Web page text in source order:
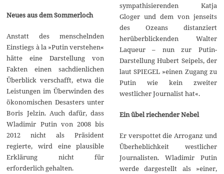
Neues aus dem Sommerloch
Anstatt des menschelnden
Einstiegs à la »Putin verstehen«
hätte eine Darstellung von
Fakten einen sachdienlichen
Überblick verschafft, etwa die
Leistungen im Überwinden des
ökonomischen Desasters unter
Boris Jelzin. Auch dafür, dass
Wladimir Putin von 2008 bis
2012 nicht als Präsident
regierte, wird eine plausible
Erklärung nicht für
erforderlich gehalten.
sympathisierenden Katja
Gloger und dem von jenseits
des Ozeans distanziert
herüberblickenden Walter
Laqueur – nun zur Putin-
Darstellung Hubert Seipels, der
laut SPIEGEL »einen Zugang zu
Putin wie kein zweiter
westlicher Journalist hat«.
Ein übel riechender Nebel
Er verspottet die Arroganz und
Überheblichkeit westlicher
Journalisten. Wladimir Putin
werde dargestellt als »einer,